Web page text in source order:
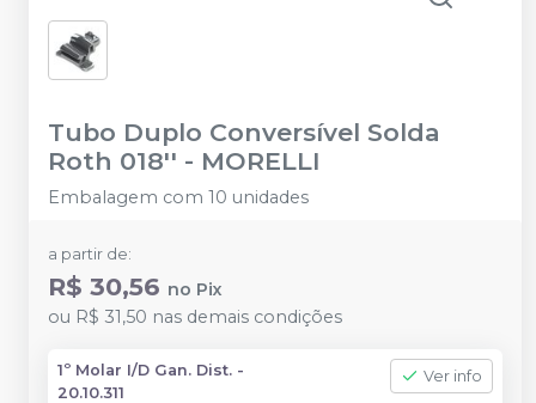
Tubo Duplo Conversível Solda
Roth 018'' - MORELLI
Embalagem com 10 unidades
a partir de:
R$ 30,56 no Pix
ou R$ 31,50 nas demais condições
1º Molar I/D Gan. Dist. -
20.10.311
Ver info